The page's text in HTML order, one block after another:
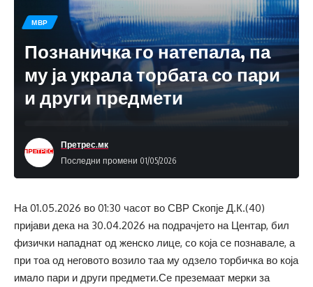
МВР
Познаничка го натепала, па
му ја украла торбата со пари
и други предмети
Последни промени 01/05/2026
Претрес.мк
На 01.05.2026 во 01:30 часот во СВР Скопје Д.К.(40)
пријави дека на 30.04.2026 на подрачјето на Центар, бил
физички нападнат од женско лице, со која се познавале, а
при тоа од неговото возило таа му одзело торбичка во која
имало пари и други предмети.Се преземаат мерки за